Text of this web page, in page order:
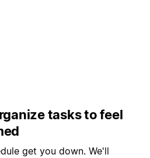
tasks to feel
get you down. We'll